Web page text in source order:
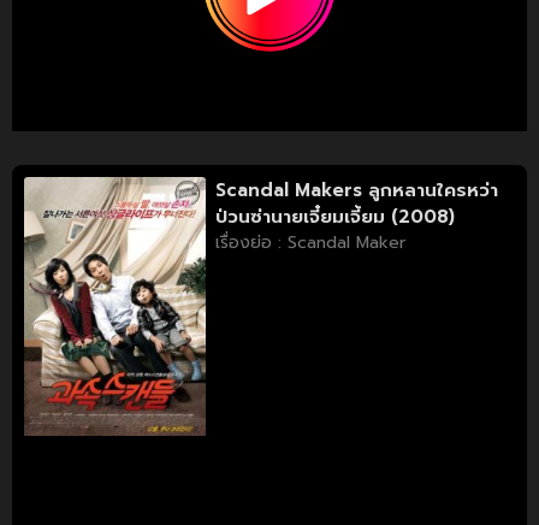
Scandal Makers ลูกหลานใครหว่า
ป่วนซ่านายเจี๋ยมเจี้ยม (2008)
เรื่องย่อ : Scandal Maker